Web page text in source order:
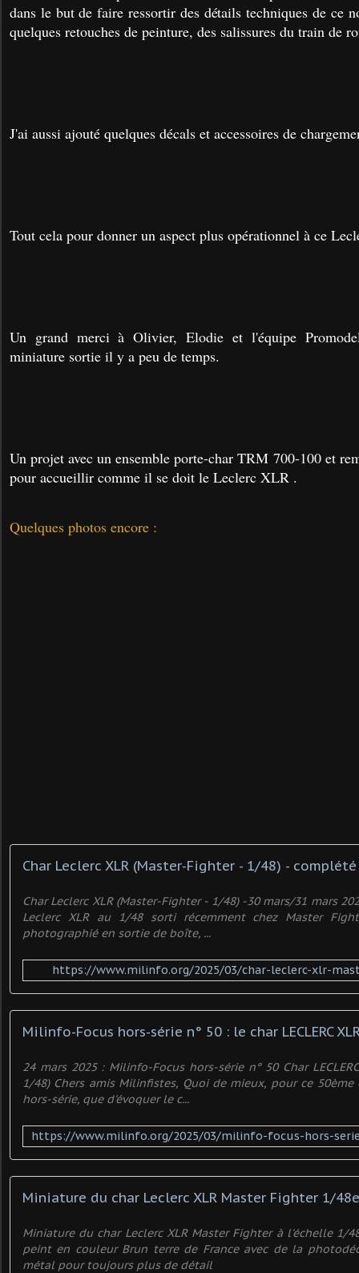
dans le but de faire ressortir des détails techniques de ce
quelques retouches de peinture, des salissures du train de
J'ai aussi ajouté quelques décals et accessoires de
Tout cela pour donner un aspect plus opérationnel à ce
Un grand merci à Olivier, Elodie et l'équipe
miniature sortie il y a peu de temps.
Un projet avec un ensemble porte-char TRM 700-100 et
pour accueillir comme il se doit le Leclerc XLR .
Quelques photos encore :
Char Leclerc XLR (Master-Fighter - 1/48) -
Char Leclerc XLR (Master-Fighter - 1/48) -30 mars/31 mars
Leclerc XLR au 1/48 sorti récemment chez Master
photographié en sortie de boîte, ...
https://www.milinfo.org/2025/03/char-leclerc-xlr-
24 mars 2025 : Milinfo-Focus hors-série n° 50 Char
1/48) Chers amis Milinfistes, Quoi de mieux, pour ce
hors-série, que d'évoquer le c...
Miniature du char Leclerc XLR Master Fighter 1/48e
Miniature du char Leclerc XLR Master Fighter à l'échelle 1/
peint en couleur Brun terre de France avec de la
métal pour toujours plus de détail